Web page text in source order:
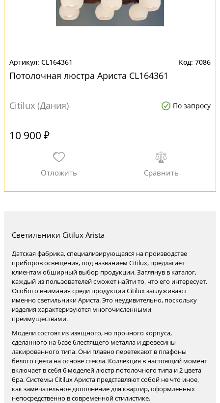
CL164361 7086
Потолочная люстра Ариста CL164361
Citilux (Дания) По запросу
10 900 ₽
Светильники Citilux Arista
Датская фабрика, специализирующаяся на производстве
приборов освещения, под названием Citilux, предлагает
клиентам обширный выбор продукции. Заглянув в каталог,
каждый из пользователей сможет найти то, что его интересует.
Особого внимания среди продукции Citilux заслуживают
именно светильники Ариста. Это неудивительно, поскольку
изделия характеризуются многочисленными
преимуществами.
Модели состоят из изящного, но прочного корпуса,
сделанного на базе блестящего металла и древесины
лакированного типа. Они плавно перетекают в плафоны
белого цвета на основе стекла. Коллекция в настоящий момент
включает в себя 6 моделей люстр потолочного типа и 2 цвета
бра. Системы Citilux Ариста представляют собой не что иное,
как замечательное дополнение для квартир, оформленных
непосредственно в современной стилистике.